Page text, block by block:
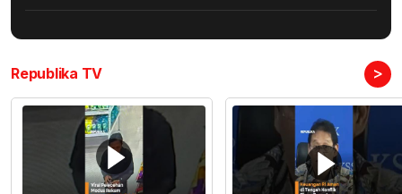
Republika TV >